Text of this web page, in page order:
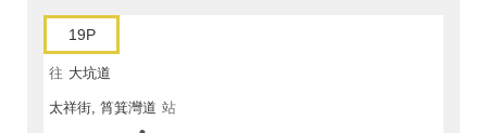
19P
往 大坑道
太祥街, 筲箕灣道 站